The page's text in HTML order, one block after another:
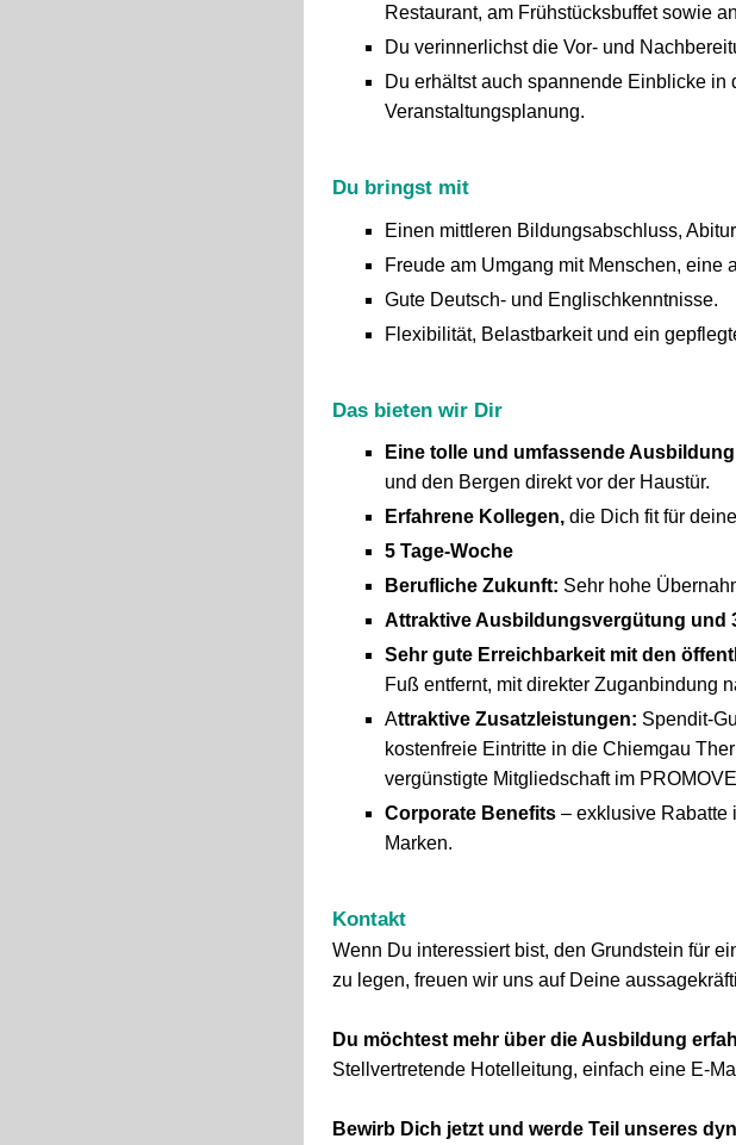
Restaurant, am Frühstücksbuffet sowie
Du verinnerlichst die Vor- und
Du erhältst auch spannende Einblicke in
Veranstaltungsplanung.
Du bringst mit
Einen mittleren Bildungsabschluss,
Freude am Umgang mit Menschen, eine
Gute Deutsch- und Englischkenntnisse.
Flexibilität, Belastbarkeit und ein
Das bieten wir Dir
Eine tolle und umfassende
und den Bergen direkt vor der Haustür.
Erfahrene Kollegen,die Dich fit für
5 Tage-Woche
Berufliche Zukunft: Sehr hohe
Attraktive Ausbildungsvergütung und
Sehr gute Erreichbarkeit mit den
Fuß entfernt, mit direkter Zuganbindung
Attraktive Zusatzleistungen: Spendit-
kostenfreie Eintritte in die Chiemgau
vergünstigte Mitgliedschaft im
Corporate Benefits – exklusive Rabatte
Marken.
Kontakt
Wenn Du interessiert bist, den Grundstein für
zu legen, freuen wir uns auf Deine
Du möchtest mehr über die Ausbildung
Stellvertretende Hotelleitung, einfach eine E-
Bewirb Dich jetzt und werde Teil unseres